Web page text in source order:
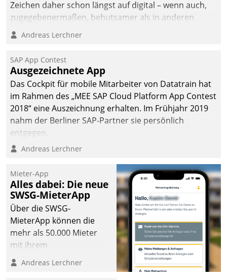
und zu verändern.
Zeichen daher schon längst auf digital – wenn auch,
zugegebenermaßen, behutsamer als in anderen
Branchen.
Andreas Lerchner
SAP App Contest
Ausgezeichnete App
Das Cockpit für mobile Mitarbeiter von Datatrain hat
im Rahmen des „MEE SAP Cloud Platform App Contest
2018“ eine Auszeichnung erhalten. Im Frühjahr 2019
nahm der Berliner SAP-Partner sie persönlich
entgegen.
Andreas Lerchner
Mieter-App
Alles dabei: Die neue
SWSG-MieterApp
Über die SWSG-
MieterApp können die
mehr als 50.000 Mieter
mit ihrem
Wohnungsunternehmen
kommunizieren, auf dem
Andreas Lerchner